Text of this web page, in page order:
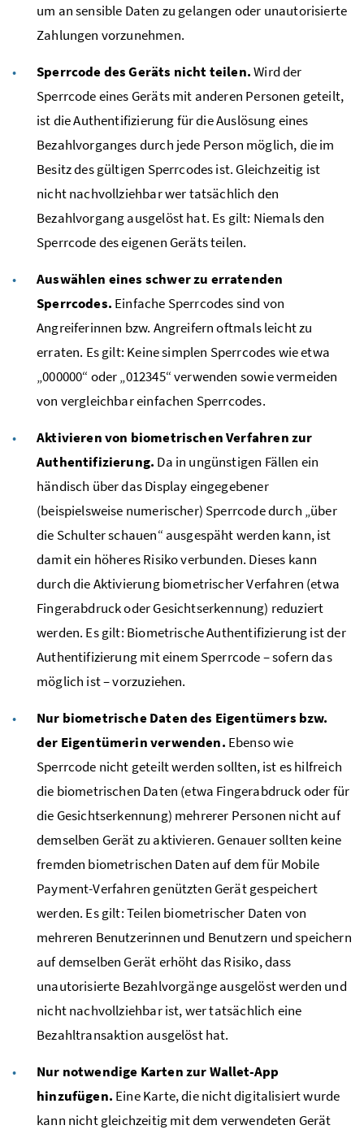
um an sensible Daten zu gelangen oder unautorisierte
Zahlungen vorzunehmen.
Sperrcode des Geräts nicht teilen.Wird der
Sperrcode eines Geräts mit anderen Personen geteilt,
ist die Authentifizierung für die Auslösung eines
Bezahlvorganges durch jede Person möglich, die im
Besitz des gültigen Sperrcodes ist. Gleichzeitig ist
nicht nachvollziehbar wer tatsächlich den
Bezahlvorgang ausgelöst hat. Es gilt: Niemals den
Sperrcode des eigenen Geräts teilen.
Auswählen eines schwer zu erratenden
Sperrcodes. Einfache Sperrcodes sind von
Angreiferinnen bzw. Angreifern oftmals leicht zu
erraten. Es gilt: Keine simplen Sperrcodes wie etwa
„000000“ oder „012345“ verwenden sowie vermeiden
von vergleichbar einfachen Sperrcodes.
Aktivieren von biometrischen Verfahren zur
Authentifizierung. Da in ungünstigen Fällen ein
händisch über das Display eingegebener
(beispielsweise numerischer) Sperrcode durch „über
die Schulter schauen“ ausgespäht werden kann, ist
damit ein höheres Risiko verbunden. Dieses kann
durch die Aktivierung biometrischer Verfahren (etwa
Fingerabdruck oder Gesichtserkennung) reduziert
werden. Es gilt: Biometrische Authentifizierung ist der
Authentifizierung mit einem Sperrcode – sofern das
möglich ist – vorzuziehen.
Nur biometrische Daten des Eigentümers bzw.
der Eigentümerin verwenden. Ebenso wie
Sperrcode nicht geteilt werden sollten, ist es hilfreich
die biometrischen Daten (etwa Fingerabdruck oder für
die Gesichtserkennung) mehrerer Personen nicht auf
demselben Gerät zu aktivieren. Genauer sollten keine
fremden biometrischen Daten auf dem für Mobile
Payment-Verfahren genützten Gerät gespeichert
werden. Es gilt: Teilen biometrischer Daten von
mehreren Benutzerinnen und Benutzern und speichern
auf demselben Gerät erhöht das Risiko, dass
unautorisierte Bezahlvorgänge ausgelöst werden und
nicht nachvollziehbar ist, wer tatsächlich eine
Bezahltransaktion ausgelöst hat.
Nur notwendige Karten zur Wallet-App
hinzufügen. Eine Karte, die nicht digitalisiert wurde
kann nicht gleichzeitig mit dem verwendeten Gerät